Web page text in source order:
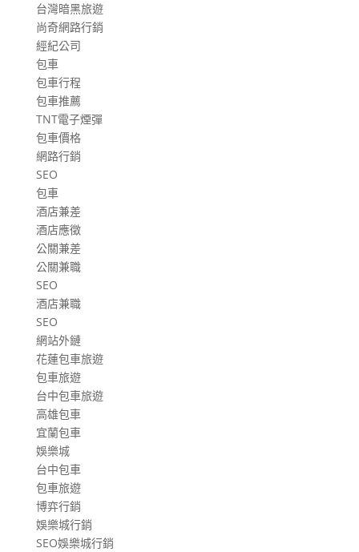
台灣暗黑旅遊
尚奇網路行銷
經紀公司
包車
包車行程
包車推薦
TNT電子煙彈
包車價格
網路行銷
SEO
包車
酒店兼差
酒店應徵
公關兼差
公關兼職
SEO
酒店兼職
SEO
網站外鏈
花蓮包車旅遊
包車旅遊
台中包車旅遊
高雄包車
宜蘭包車
娛樂城
台中包車
包車旅遊
博弈行銷
娛樂城行銷
SEO娛樂城行銷